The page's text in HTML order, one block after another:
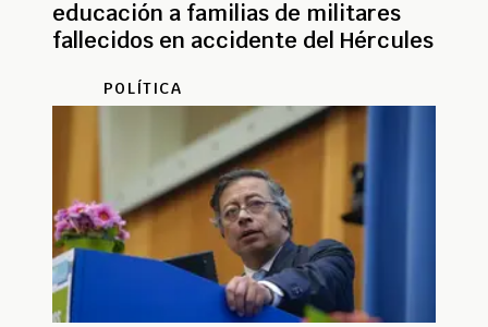
educación a familias de militares
fallecidos en accidente del Hércules
POLÍTICA